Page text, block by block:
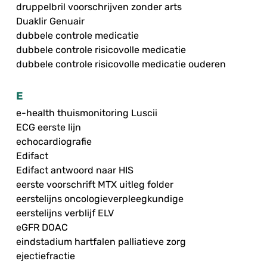
druppelbril voorschrijven zonder arts
Duaklir Genuair
dubbele controle medicatie
dubbele controle risicovolle medicatie
dubbele controle risicovolle medicatie ouderen
E
e-health thuismonitoring Luscii
ECG eerste lijn
echocardiografie
Edifact
Edifact antwoord naar HIS
eerste voorschrift MTX uitleg folder
eerstelijns oncologieverpleegkundige
eerstelijns verblijf ELV
eGFR DOAC
eindstadium hartfalen palliatieve zorg
ejectiefractie